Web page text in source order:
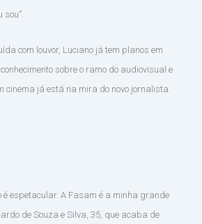
com louvor, Luciano já tem planos em
sobre o ramo do audiovisual e
cinema já está na mira do novo jornalista.
é espetacular. A Fasam é a minha grande
de Souza e Silva, 35, que acaba de